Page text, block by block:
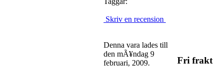
Skriv en recension
Denna vara lades till
den mÃ¥ndag 9
februari, 2009.
Fri frakt